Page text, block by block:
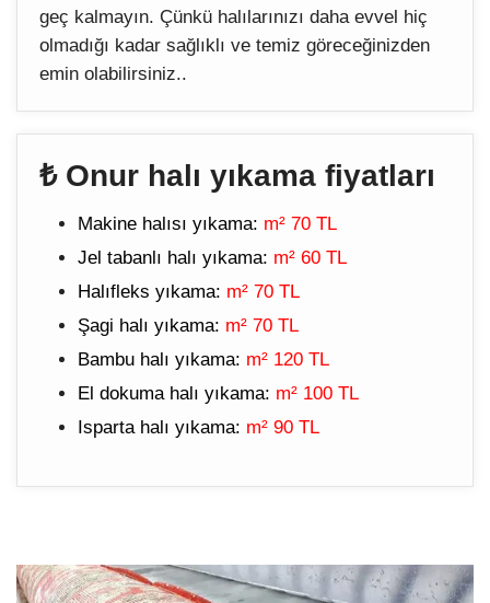
geç kalmayın. Çünkü halılarınızı daha evvel hiç
olmadığı kadar sağlıklı ve temiz göreceğinizden
emin olabilirsiniz..
₺ Onur halı yıkama fiyatları
Makine halısı yıkama: m² 70 TL
Jel tabanlı halı yıkama: m² 60 TL
Halıfleks yıkama: m² 70 TL
Şagi halı yıkama: m² 70 TL
Bambu halı yıkama: m² 120 TL
El dokuma halı yıkama: m² 100 TL
Isparta halı yıkama: m² 90 TL